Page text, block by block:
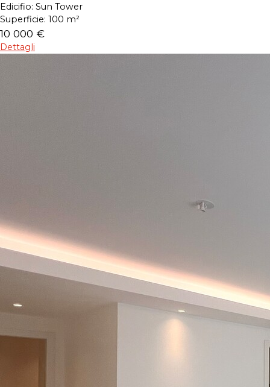
Edicifio: Sun Tower
Superficie: 100 m²
10 000 €
Dettagli